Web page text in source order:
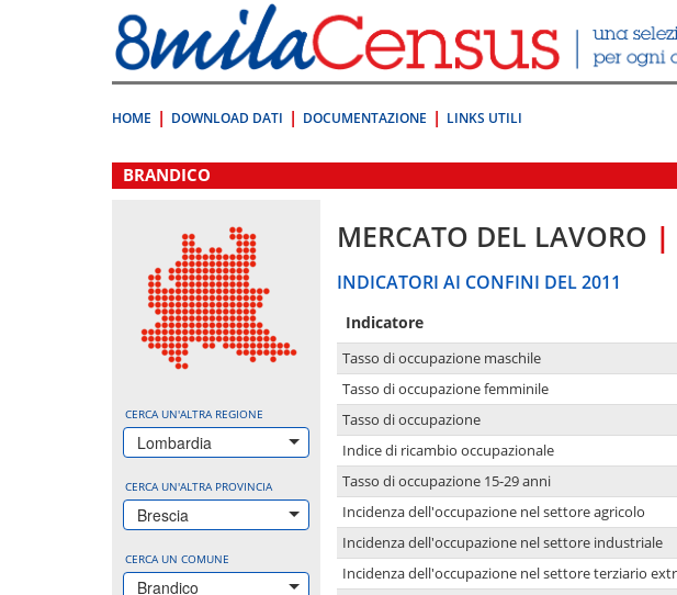
direttamente
a:
Contenuto
HOME DOWNLOAD DATI DOCUMENTAZIONE LINKS UTILI
.
BRANDICO
CERCA UN'ALTRA REGIONE
Lombardia
CERCA UN'ALTRA PROVINCIA
Brescia
CERCA UN COMUNE
Brandico
MERCATO DEL LAVORO |
INDICATORI AI CONFINI DEL 2011
Indicatore
Tasso di occupazione maschile
Tasso di occupazione femminile
Tasso di occupazione
Indice di ricambio occupazionale
Tasso di occupazione 15-29 anni
Incidenza dell'occupazione nel settore agricolo
Incidenza dell'occupazione nel settore industriale
Incidenza dell'occupazione nel settore terziario